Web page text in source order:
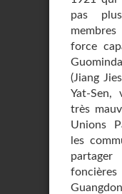
pas
force
(Jiang
Yat-Sen,
très
Unions
les
partager